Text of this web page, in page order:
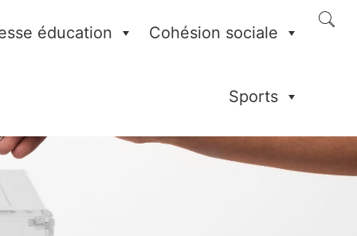
éducation Cohésion sociale
Sports